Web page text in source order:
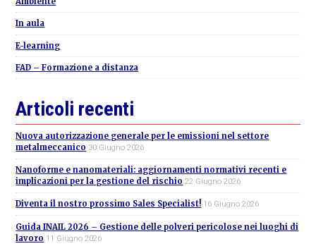
In aula
E-learning
FAD – Formazione a distanza
Articoli recenti
Nuova autorizzazione generale per le emissioni nel settore
metalmeccanico 30 Giugno 2026
Nanoforme e nanomateriali: aggiornamenti normativi recenti e
implicazioni per la gestione del rischio 22 Giugno 2026
Diventa il nostro prossimo Sales Specialist! 16 Giugno 2026
Guida INAIL 2026 – Gestione delle polveri pericolose nei luoghi di
lavoro 11 Giugno 2026